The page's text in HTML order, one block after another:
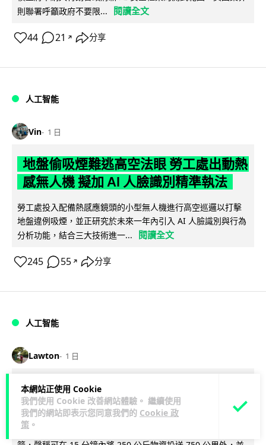
本網站正使用 Cookie
我們使用 Cookie 改善網站體驗。 繼續使用
我們的網站即表示您同意我們的 Cookie 政
策 。
則聯署呼籲政府不要限...
閱讀全文
44 21 ↗ 分享
人工智能
Vin 1 日
地盤偷吸煙難逃高空法眼 勞工處出動熱
感無人機 擬加 AI 人臉識別精準執法
勞工處投入配備熱感應鏡頭的小型無人機進行高空巡邏以打擊
地盤違例吸煙，並正研究於未來一年內引入 AI 人臉識別與行為
分析功能，結合三大技術進一...
閱讀全文
245 55 ↗ 分享
人工智能
Lawton 1 日
貨運火箭 沖繩飛台灣僅需 15 分鐘 Hop
Aero 將 550 磅貨物運送至 725 公里外
【真正用火箭送貨】美國初創 Hop Aero 公開自動駕駛貨運火